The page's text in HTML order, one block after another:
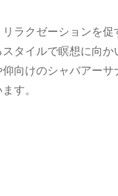
ラクゼーションを促
タイルで瞑想に向か
向けのシャバアーサ
す。